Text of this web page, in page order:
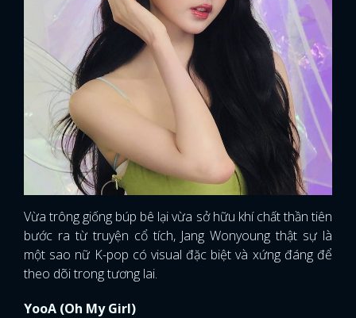
Vừa trông giống búp bê lại vừa sở hữu khí chất thần tiên
bước ra từ truyện cổ tích, Jang Wonyoung thật sự là
một sao nữ K-pop có visual đặc biệt và xứng đáng để
theo dõi trong tương lai.
YooA (Oh My Girl)